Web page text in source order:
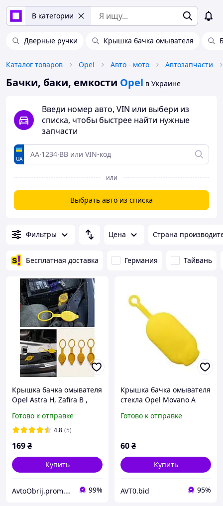
В категории
Дверные ручки Крышка бачка омывателя
Каталог товаров Opel Авто - мото Автозапчасти
Бачки, баки, емкости Opel в Украине
Введи номер авто, VIN или выбери из
списка, чтобы быстрее найти нужные
запчасти
UA
или
Выбрать авто из списка
Фильтры Цена Страна
Бесплатная доставка Германия Тайвань
Крышка бачка омывателя
Opel Astra H, Zafira B ,
Готово к отправке
4.8 (5)
169₴
Купить
AvtoObrij.prom.ua 99%
Крышка бачка омывателя
стекла Opel Movano A
7700411279 7700812930
Готово к отправке
60₴
Купить
AVT0.bid 95%